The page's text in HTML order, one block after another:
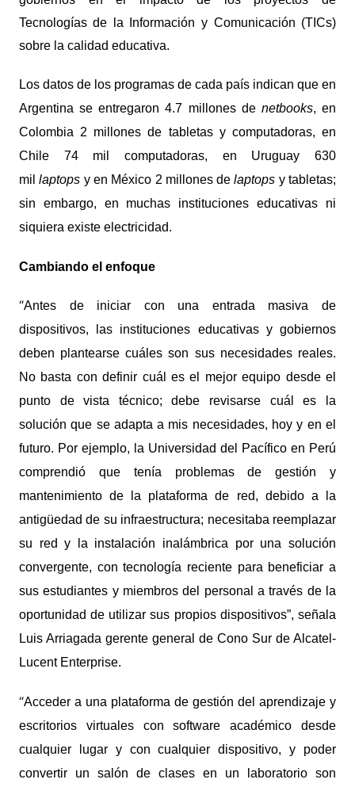
Tecnologías de la Información y Comunicación (TICs)
sobre la calidad educativa.
Los datos de los programas de cada país indican que en
Argentina se entregaron 4.7 millones de netbooks, en
Colombia 2 millones de tabletas y computadoras, en
Chile 74 mil computadoras, en Uruguay 630
millaptops y en México 2 millones delaptops y tabletas;
sin embargo, en muchas instituciones educativas ni
siquiera existe electricidad.
Cambiando el enfoque
“Antes de iniciar con una entrada masiva de
dispositivos, las instituciones educativas y gobiernos
deben plantearse cuáles son sus necesidades reales.
No basta con definir cuál es el mejor equipo desde el
punto de vista técnico; debe revisarse cuál es la
solución que se adapta a mis necesidades, hoy y en el
futuro. Por ejemplo, la Universidad del Pacífico en Perú
comprendió que tenía problemas de gestión y
mantenimiento de la plataforma de red, debido a la
antigüedad de su infraestructura; necesitaba reemplazar
su red y la instalación inalámbrica por una solución
convergente, con tecnología reciente para beneficiar a
sus estudiantes y miembros del personal a través de la
oportunidad de utilizar sus propios dispositivos”, señala
Luis Arriagada gerente general de Cono Sur de Alcatel-
Lucent Enterprise.
“Acceder a una plataforma de gestión del aprendizaje y
escritorios virtuales con software académico desde
cualquier lugar y con cualquier dispositivo, y poder
convertir un salón de clases en un laboratorio son